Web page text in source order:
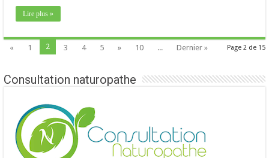
Lire plus »
Page 2 de 15
« 1 2 3 4 5 » 10 ... Dernier »
Consultation naturopathe